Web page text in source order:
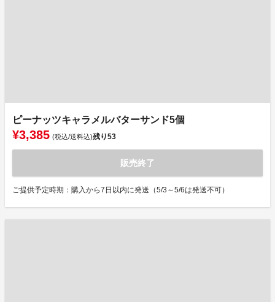
ピーナッツキャラメルバターサンド5個
¥3,385 (税込/送料込)残り53
販売終了
ご提供予定時期：購入から7日以内に発送（5/3～5/6は発送不可）